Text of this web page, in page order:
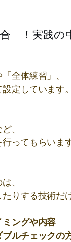
」！実践の
全体練習」、
定しています。
、
ってもらいます
、
りする技術だ
ミングや内容
ルチェックの